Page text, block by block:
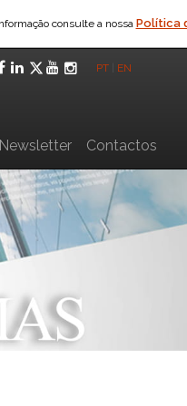
consulte a nossa Política
Facebook
LinkedIn
Twitter
YouTube
PT EN
Newsletter Contactos